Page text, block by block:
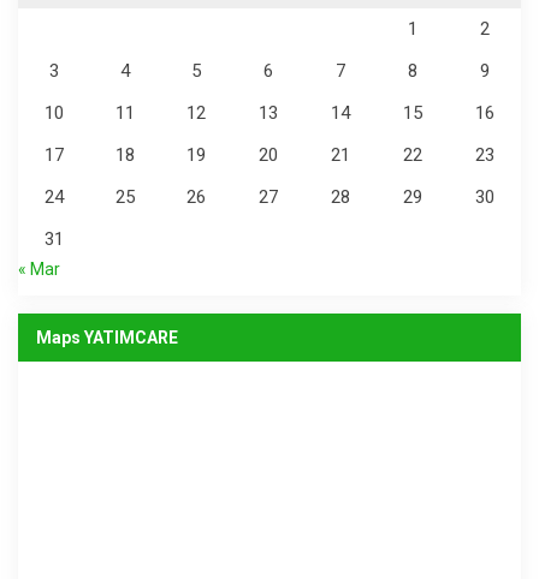
1
2
3
4 5 6 7 8
9
10
11 12 13 14 15
16
17
18 19 20 21 22
23
24
25 26 27 28 29
30
31
« Mar
Maps YATIMCARE